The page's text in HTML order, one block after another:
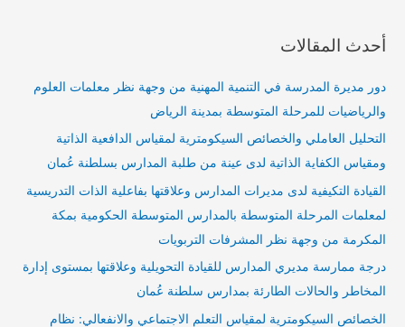
أحدث المقالات
دور مديرة المدرسة في التنمية المهنية من وجهة نظر معلمات العلوم
والرياضيات للمرحلة المتوسطة بمدينة الرياض
التحليل العاملي والخصائص السيكومترية لمقياس الدافعية الذاتية
ومقياس الكفاية الذاتية لدى عينة من طلبة المدارس بسلطنة عُمان
القيادة التكيفية لدى مديرات المدارس وعلاقتها بفاعلية الذات التدريسية
لمعلمات المرحلة المتوسطة بالمدارس المتوسطة الحكومية بمكة
المكرمة من وجهة نظر المشرفات التربويات
درجة ممارسة مديري المدارس للقيادة التحويلية وعلاقتها بمستوى إدارة
المخاطر والحالات الطارئة بمدارس سلطنة عُمان
الخصائص السيكومترية لمقياس التعلم الاجتماعي والانفعالي: نظام